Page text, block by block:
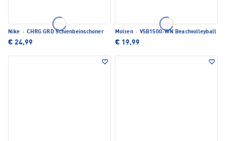
Nike · CHRG GRD Schienbeinschoner
€ 24,99
Molten · V5B1500-WN Beachvolleyball
€ 19,99